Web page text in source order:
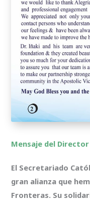
Mensaje del Director
El Secretariado
gran alianza que
Fronteras. Su